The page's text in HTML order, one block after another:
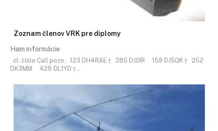
Zoznam členov VRK pre diplomy
Ham informácie
čl. číslo Call pozn. 123 DH4RAE † 385 DJ0IR 159 DJ5QK † 252
DK3MM 428 DL1YD †…